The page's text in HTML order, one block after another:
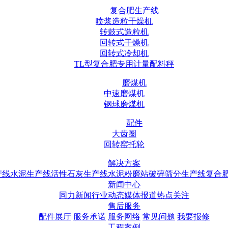
复合肥生产线
喷浆造粒干燥机
转鼓式造粒机
回转式干燥机
回转式冷却机
TL型复合肥专用计量配料秤
磨煤机
中速磨煤机
钢球磨煤机
配件
大齿圈
回转窑托轮
解决方案
线水泥生产线活性石灰生产线水泥粉磨站破碎筛分生产线复合
新闻中心
同力新闻行业动态媒体报道热点关注
售后服务
配件展厅 服务承诺 服务网络 常见问题 我要报修